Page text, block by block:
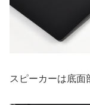
スピーカーは底面